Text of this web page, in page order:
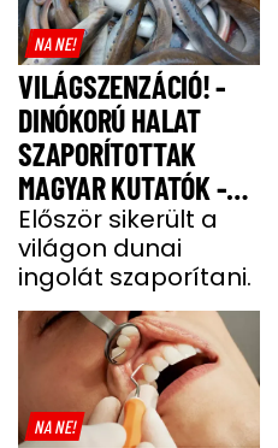
NA NE!
VILÁGSZENZÁCIÓ! -
DINÓKORÚ HALAT
SZAPORÍTOTTAK
MAGYAR KUTATÓK -
GALÉRIA
Először sikerült a
világon dunai
ingolát szaporítani.
NA NE!